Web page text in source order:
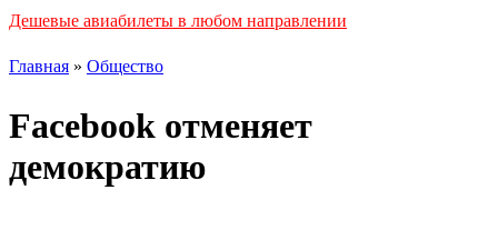
Дешевые авиабилеты в любом направлении
Главная » Общество
Facebook отменяет
демократию